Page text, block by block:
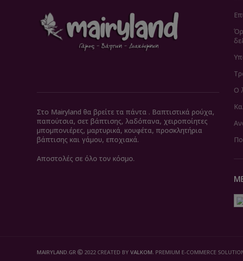
Στο Mairyland θα βρείτε τα πάντα . Βαπτιστικά ρούχα,
παπούτσια, σετ βάπτισης, λαδόπανα, χειροποίητες
μπομπονιέρες, μαρτυρικά, κουφέτα, προσκλητήρια
βάπτισης και γάμου, εποχιακά.
Αποστολές σε όλο τον κόσμο.
Ο
MAIRYLAND.GR 2022 CREATED BY VALKOM. PREMIUM E-COMMERCE